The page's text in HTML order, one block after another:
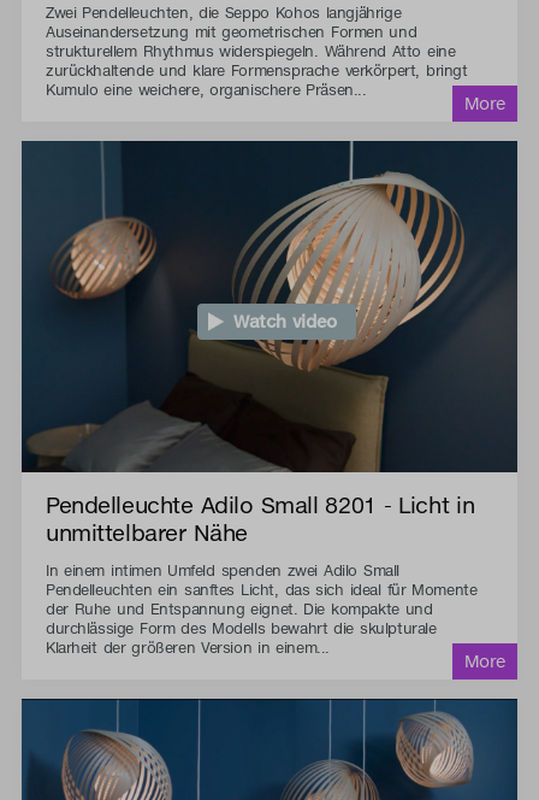
Zwei Pendelleuchten, die Seppo Kohos langjährige
Auseinandersetzung mit geometrischen Formen und
strukturellem Rhythmus widerspiegeln. Während Atto eine
zurückhaltende und klare Formensprache verkörpert, bringt
Kumulo eine weichere, organischere Präsen...
Watch video
Pendelleuchte Adilo Small 8201 - Licht in
unmittelbarer Nähe
In einem intimen Umfeld spenden zwei Adilo Small
Pendelleuchten ein sanftes Licht, das sich ideal für Momente
der Ruhe und Entspannung eignet. Die kompakte und
durchlässige Form des Modells bewahrt die skulpturale
Klarheit der größeren Version in einem...